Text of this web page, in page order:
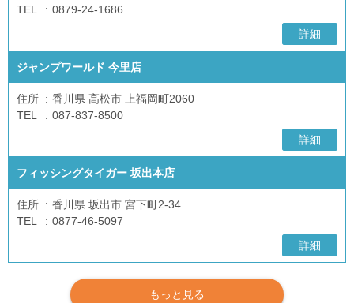
TEL
0879-24-1686
詳細
ジャンプワールド 今里店
住所
香川県 高松市 上福岡町2060
TEL
087-837-8500
詳細
フィッシングタイガー 坂出本店
住所
香川県 坂出市 宮下町2-34
TEL
0877-46-5097
詳細
もっと見る